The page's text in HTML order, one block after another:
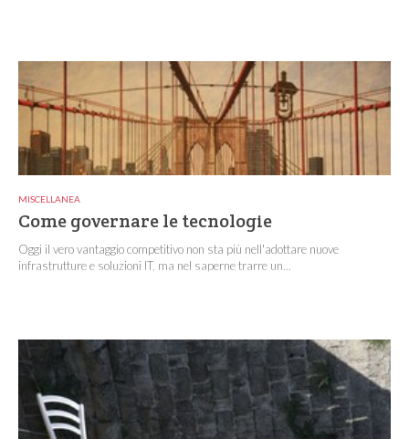
MISCELLANEA
Come governare le tecnologie
Oggi il vero vantaggio competitivo non sta più nell'adottare nuove
infrastrutture e soluzioni IT, ma nel saperne trarre un...